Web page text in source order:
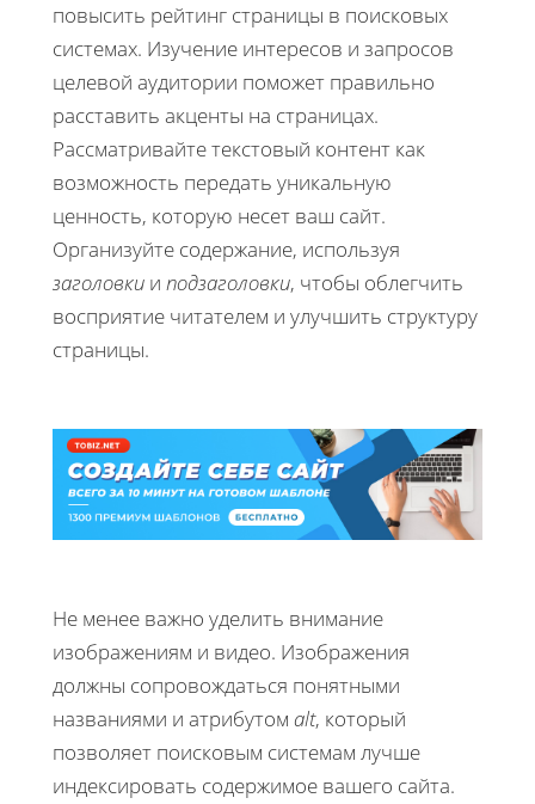
повысить рейтинг страницы в поисковых
системах. Изучение интересов и запросов
целевой аудитории поможет правильно
расставить акценты на страницах.
Рассматривайте текстовый контент как
возможность передать уникальную
ценность, которую несет ваш сайт.
Организуйте содержание, используя
заголовки и подзаголовки, чтобы облегчить
восприятие читателем и улучшить структуру
страницы.
Не менее важно уделить внимание
изображениям и видео. Изображения
должны сопровождаться понятными
названиями и атрибутом alt, который
позволяет поисковым системам лучше
индексировать содержимое вашего сайта.